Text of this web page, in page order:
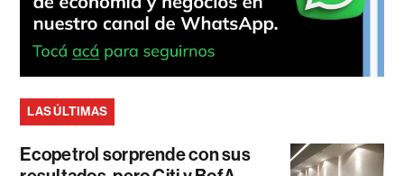
LAS ÚLTIMAS
Ecopetrol sorprende con sus